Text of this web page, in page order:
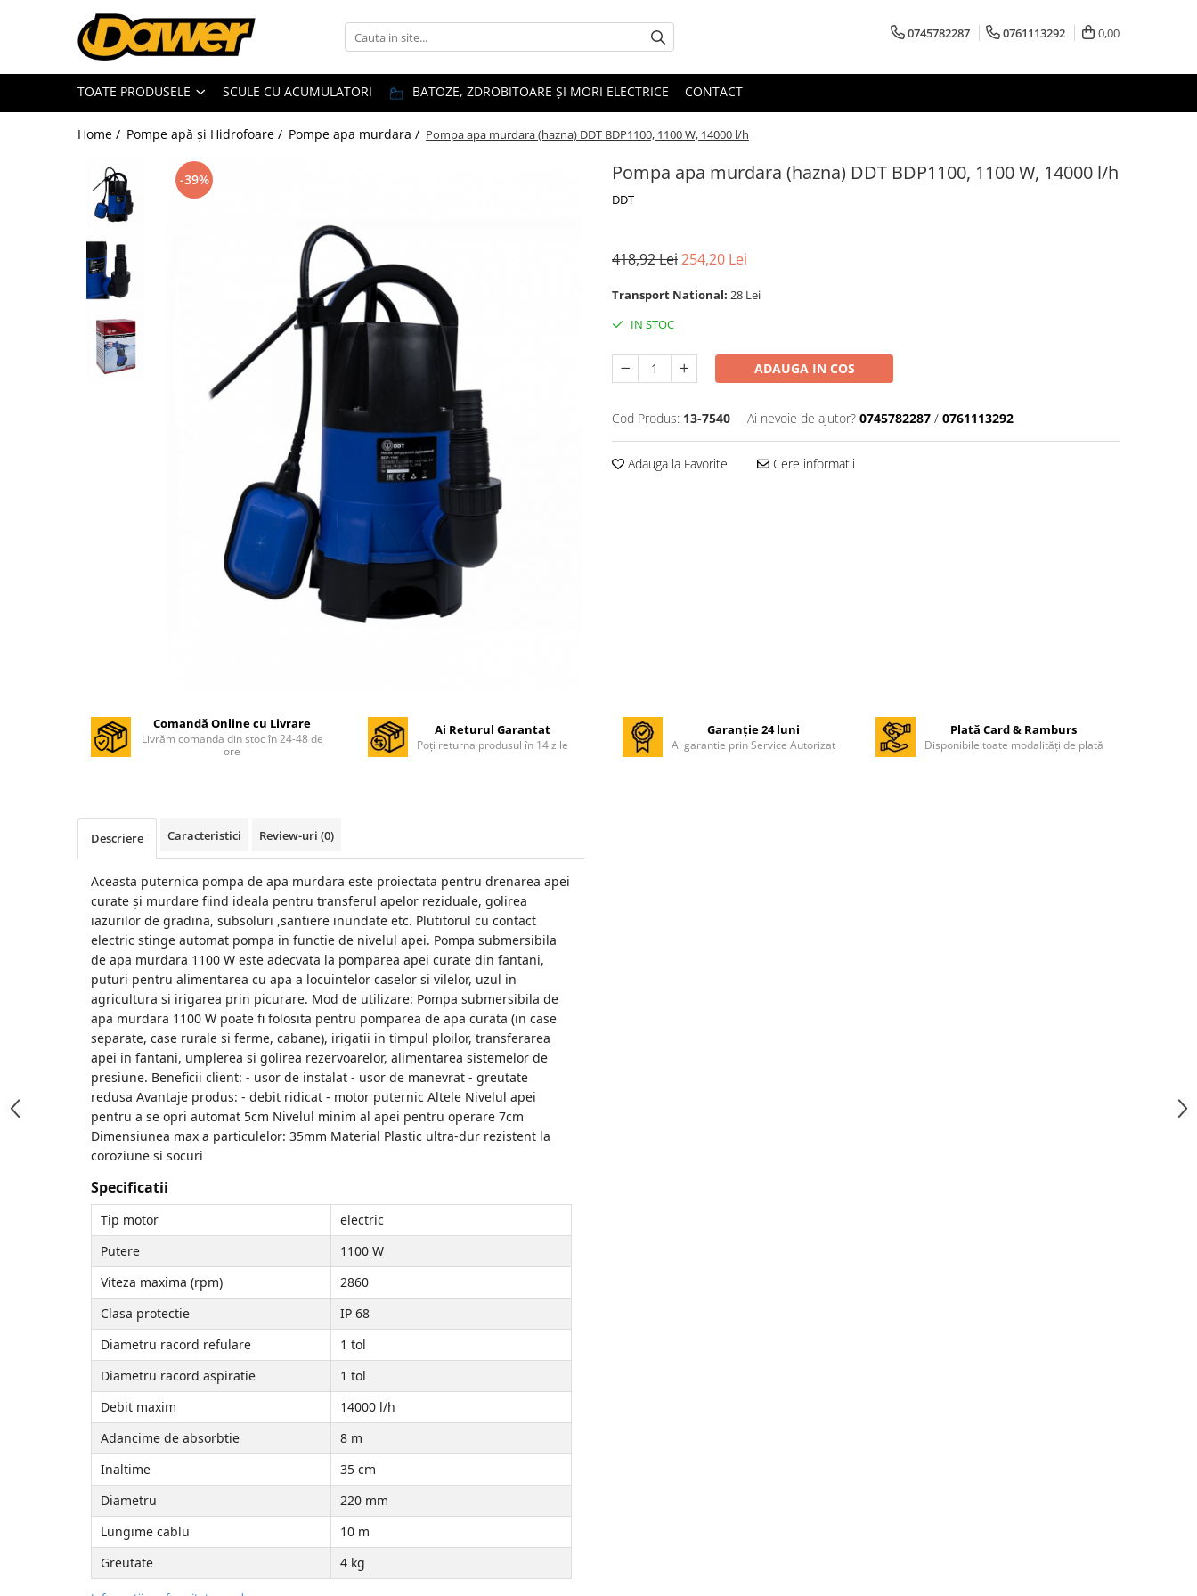
Toate Produsele
Pompe apă și Hidrofoare
Pompe submersibile
Pompe apa de suprafata
Pompe apa murdara
Pompe recirculare
Motopompe
Accesorii pompe
Scule și Unelte electrice
Masini de gaurit
Aparate de sudura
Accesorii si consumabile drujbe
Accesorii motocoase
Casa, gradina si Bricolaj
Aparate lipit tevi
Gradinarit
Aparate si masini gradinarit
Atomizoare si pompe de stropit
Compresoare
Accesorii Compresoare
Articole uz casnic
Intretinere locuinta
Iluminat si electrice
Cabluri electrice si conductori
Batoze, Zdrobitoare și Mori
Accesorii mori electrice
Batoze de porumb
0745782287 0761113292 0,00
TOATE PRODUSELE SCULE CU ACUMULATORI BATOZE, ZDROBITOARE ȘI MORI ELECTRICE CONTACT
Home / Pompe apă și Hidrofoare / Pompe apa murdara / Pompa apa murdara (hazna) DDT BDP1100, 1100 W, 14000 l/h
Pompa apa murdara (hazna) DDT BDP1100, 1100 W, 14000 l/h
DDT
-39%
418,92 Lei254,20 Lei
Transport National: 28 Lei
IN STOC
ADAUGA IN COS
Cod Produs: 13-7540 Ai nevoie de ajutor? 0745782287 / 0761113292
Adauga la Favorite Cere informatii
Comandă Online cu Livrare
Livrăm comanda din stoc în 24-48 de
ore
Ai Returul Garantat
Poți returna produsul în 14 zile
Garanție 24 luni
Ai garantie prin Service Autorizat
Plată Card & Ramburs
Disponibile toate modalități de plată
Descriere Caracteristici Review-uri (0)
Aceasta puternica pompa de apa murdara este proiectata pentru drenarea apei
curate și murdare fiind ideala pentru transferul apelor reziduale, golirea
iazurilor de gradina, subsoluri ,santiere inundate etc. Plutitorul cu contact
electric stinge automat pompa in functie de nivelul apei. Pompa submersibila
de apa murdara 1100 W este adecvata la pomparea apei curate din fantani,
puturi pentru alimentarea cu apa a locuintelor caselor si vilelor, uzul in
agricultura si irigarea prin picurare. Mod de utilizare: Pompa submersibila de
apa murdara 1100 W poate fi folosita pentru pomparea de apa curata (in case
separate, case rurale si ferme, cabane), irigatii in timpul ploilor, transferarea
apei in fantani, umplerea si golirea rezervoarelor, alimentarea sistemelor de
presiune. Beneficii client: - usor de instalat - usor de manevrat - greutate
redusa Avantaje produs: - debit ridicat - motor puternic Altele Nivelul apei
pentru a se opri automat 5cm Nivelul minim al apei pentru operare 7cm
Dimensiunea max a particulelor: 35mm Material Plastic ultra-dur rezistent la
coroziune si socuri
Specificatii
Tip motor
electric
Putere
1100 W
Viteza maxima (rpm)
2860
Clasa protectie
IP 68
Diametru racord refulare
1 tol
Diametru racord aspiratie
1 tol
Debit maxim
14000 l/h
Adancime de absorbtie
8 m
Inaltime
35 cm
Diametru
220 mm
Lungime cablu
10 m
Greutate
4 kg